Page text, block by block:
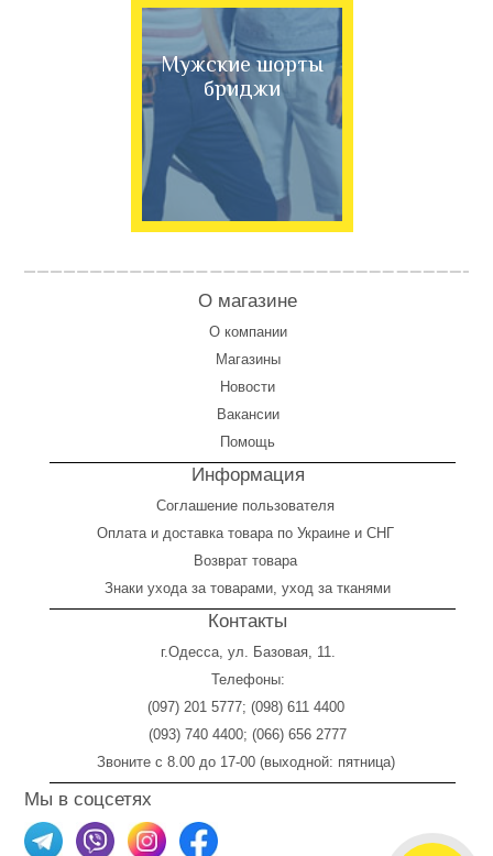
Мужские шорты
бриджи
О магазине
О компании
Магазины
Новости
Вакансии
Помощь
Информация
Соглашение пользователя
Оплатаи доставка товара по Украине и СНГ
Возврат товара
Знаки ухода за товарами, уход за тканями
Контакты
г.Одесса, ул. Базовая, 11.
Телефоны:
(097) 201 5777; (098) 611 4400
(093) 740 4400; (066) 656 2777
Звоните с 8.00 до 17-00 (выходной: пятница)
Мы в соцсетях